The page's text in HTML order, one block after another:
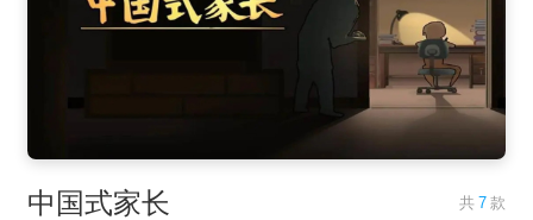
中国式家长 共 7 款